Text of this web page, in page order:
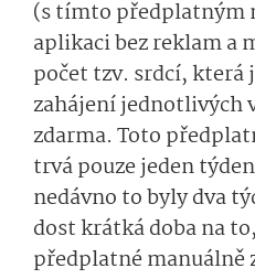
(s tímto předplatným
aplikaci bez reklam a
počet tzv. srdcí, která
zahájení jednotlivých
zdarma. Toto
trvá pouze jeden
nedávno to byly dva
dost krátká doba na
předplatné manuálně